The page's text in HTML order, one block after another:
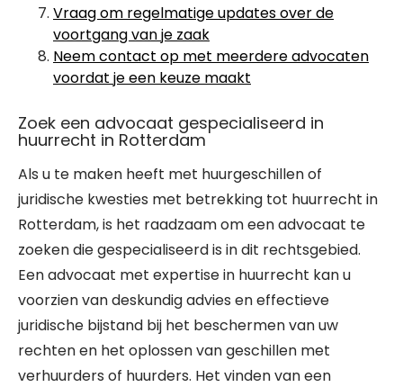
Vraag om regelmatige updates over de
voortgang van je zaak
Neem contact op met meerdere advocaten
voordat je een keuze maakt
Zoek een advocaat gespecialiseerd in
huurrecht in Rotterdam
Als u te maken heeft met huurgeschillen of
juridische kwesties met betrekking tot huurrecht in
Rotterdam, is het raadzaam om een advocaat te
zoeken die gespecialiseerd is in dit rechtsgebied.
Een advocaat met expertise in huurrecht kan u
voorzien van deskundig advies en effectieve
juridische bijstand bij het beschermen van uw
rechten en het oplossen van geschillen met
verhuurders of huurders. Het vinden van een